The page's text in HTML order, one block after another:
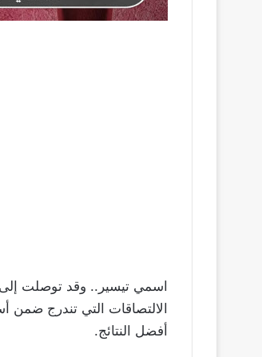
اسمي تيسير.. وقد توصلت إلى
الالتصاقات التي تندرج
أفضل النتائج.